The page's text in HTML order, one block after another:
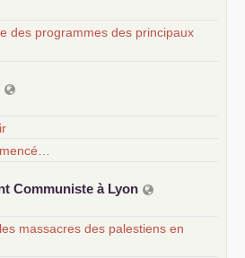
des programmes des principaux
Communiste à Lyon
massacres des palestiens en